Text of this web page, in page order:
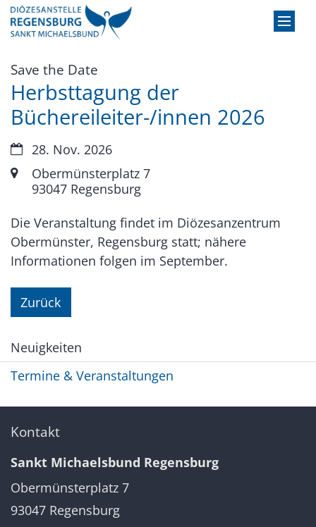
Zum Inhalt springen
Save the Date
Herbsttagung der
Büchereileiter-/innen 2026
Datum:28. Nov. 2026
Ort: Obermünsterplatz 7
93047 Regensburg
Die Veranstaltung findet im Diözesanzentrum
Obermünster, Regensburg statt; nähere
Informationen folgen im September.
Zurück
Neuigkeiten
Termine & Veranstaltungen
Kontakt
Sankt Michaelsbund Regensburg
Obermünsterplatz 7
93047 Regensburg